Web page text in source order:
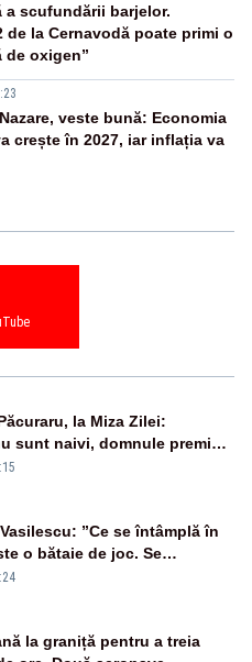
a scufundării barjelor.
de la Cernavodă poate primi o
de oxigen”
veste bună: Economia
crește în 2027, iar inflația va
la Miza Zilei:
sunt naivi, domnule premier
”Ce se întâmplă în
o bătaie de joc. Se
extraordinar de prost”
la graniță pentru a treia